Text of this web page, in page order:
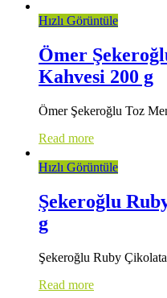
Hızlı Görüntüle
Ömer
Kahvesi 200 g
Ömer Şekeroğlu Toz
Read more
Hızlı Görüntüle
Şekeroğlu
g
Şekeroğlu Ruby
Read more